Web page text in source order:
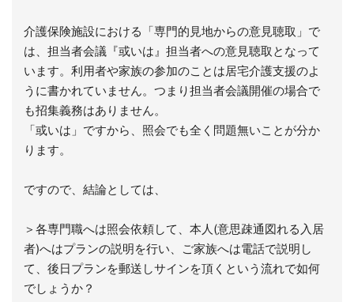
介護保険施設における「専門的見地からの意見聴取」で
は、担当者会議『或いは』担当者への意見聴取となって
います。利用者や家族の参加のことは居宅介護支援のよ
うに書かれていません。つまり担当者会議開催の場合で
も招集義務はありません。
「或いは」ですから、照会でも全く問題無いことが分か
ります。
ですので、結論としては、
＞各専門職へは照会依頼して、本人(意思疎通図れる入居
者)へはプランの説明を行い、ご家族へは電話で説明し
て、後日プランを郵送しサインを頂くという流れで如何
でしょうか？